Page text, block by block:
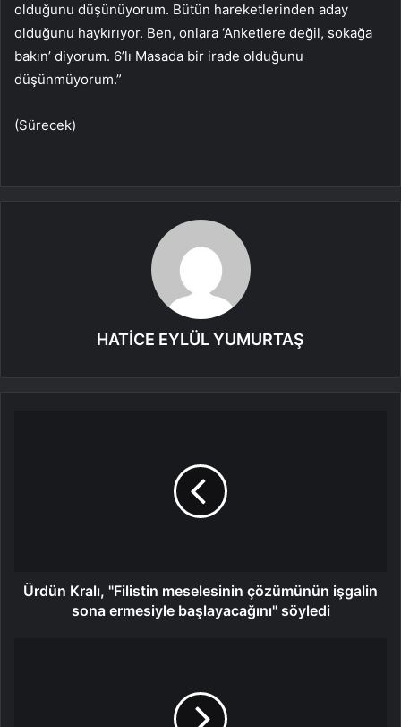
olduğunu düşünüyorum. Bütün hareketlerinden aday
olduğunu haykırıyor. Ben, onlara ‘Anketlere değil, sokağa
bakın’ diyorum. 6’lı Masada bir irade olduğunu
düşünmüyorum.”
(Sürecek)
HATİCE EYLÜL YUMURTAŞ
Ürdün Kralı, "Filistin meselesinin çözümünün işgalin
sona ermesiyle başlayacağını" söyledi